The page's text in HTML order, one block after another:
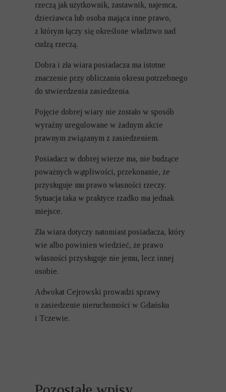
rzeczą jak użytkownik, zastawnik, najemca,
dzierżawca lub osoba mająca inne prawo,
z którym łączy się określone władztwo nad
cudzą rzeczą.
Dobra i zła wiara posiadacza ma istotne
znaczenie przy obliczaniu okresu potrzebnego
do stwierdzenia zasiedzenia.
Pojęcie dobrej wiary nie zostało w sposób
wyraźny uregulowane w żadnym akcie
prawnym związanym z zasiedzeniem.
Posiadacz w dobrej wierze ma, nie budzące
poważnych wątpliwości, przekonanie, że
przysługuje mu prawo własności rzeczy.
Sytuacja taka w praktyce rzadko ma jednak
miejsce.
Zła wiara dotyczy natomiast posiadacza, który
wie albo powinien wiedzieć, że prawo
własności przysługuje nie jemu, lecz innej
osobie.
Adwokat Cejrowski prowadzi sprawy
o zasiedzenie nieruchomości w Gdańsku
i Tczewie.